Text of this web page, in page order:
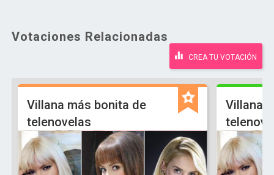
Votaciones Relacionadas
CREA TU VOTACIÓN
Villana más bonita de
telenovelas
Villana